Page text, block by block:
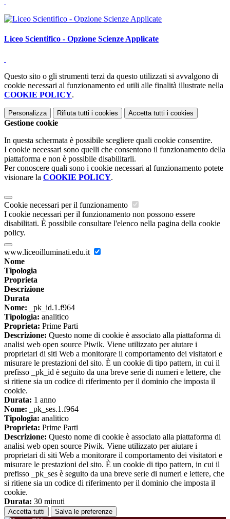
Liceo Scientifico - Opzione Scienze Applicate
Questo sito o gli strumenti terzi da questo utilizzati si avvalgono di
cookie necessari al funzionamento ed utili alle finalità illustrate nella
COOKIE POLICY.
Personalizza Rifiuta tutti i cookies Accetta tutti i cookies
Gestione cookie
In questa schermata è possibile scegliere quali cookie consentire.
I cookie necessari sono quelli che consentono il funzionamento della
piattaforma e non è possibile disabilitarli.
Per conoscere quali sono i cookie necessari al funzionamento potete
visionare la COOKIE POLICY.
Cookie necessari per il funzionamento
I cookie necessari per il funzionamento non possono essere
disabilitati. È possibile consultare l'elenco nella pagina della cookie
policy.
www.liceoilluminati.edu.it
Nome
Tipologia
Proprieta
Descrizione
Durata
Nome: _pk_id.1.f964
Tipologia: analitico
Proprieta: Prime Parti
Descrizione: Questo nome di cookie è associato alla piattaforma di
analisi web open source Piwik. Viene utilizzato per aiutare i
proprietari di siti Web a monitorare il comportamento dei visitatori e
misurare le prestazioni del sito. È un cookie di tipo pattern, in cui il
prefisso _pk_id è seguito da una breve serie di numeri e lettere, che
si ritiene sia un codice di riferimento per il dominio che imposta il
cookie.
Durata: 1 anno
Nome: _pk_ses.1.f964
Tipologia: analitico
Proprieta: Prime Parti
Descrizione: Questo nome di cookie è associato alla piattaforma di
analisi web open source Piwik. Viene utilizzato per aiutare i
proprietari di siti Web a monitorare il comportamento dei visitatori e
misurare le prestazioni del sito. È un cookie di tipo pattern, in cui il
prefisso _pk_ses è seguito da una breve serie di numeri e lettere, che
si ritiene sia un codice di riferimento per il dominio che imposta il
cookie.
Durata: 30 minuti
Accetta tutti Salva le preferenze